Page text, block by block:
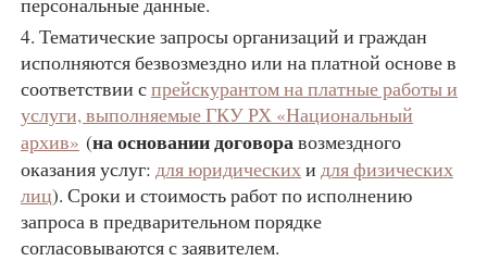
4. Тематические запросы организаций и граждан
исполняются безвозмездно или на платной основе в
соответствии спрейскурантом на платные работы и
услуги, выполняемые ГКУ РХ «Национальный
архив» (на основании договоравозмездного
оказания услуг: для юридическихи для физических
лиц). Сроки и стоимость работ по исполнению
запроса в предварительном порядке
согласовываются с заявителем.